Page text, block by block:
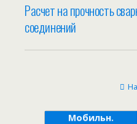
Расчет на прочность
соединений
Мобильн.